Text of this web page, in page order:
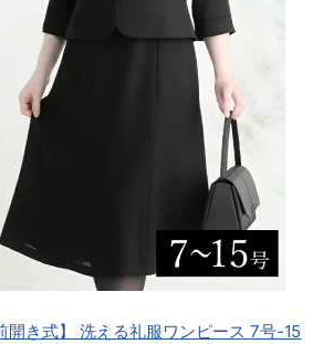
開き式】 洗える礼服ワンピース 7号-15